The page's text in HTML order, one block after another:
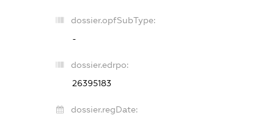
dossier.opfSubType:
-
dossier.edrpo:
26395183
dossier.regDate: